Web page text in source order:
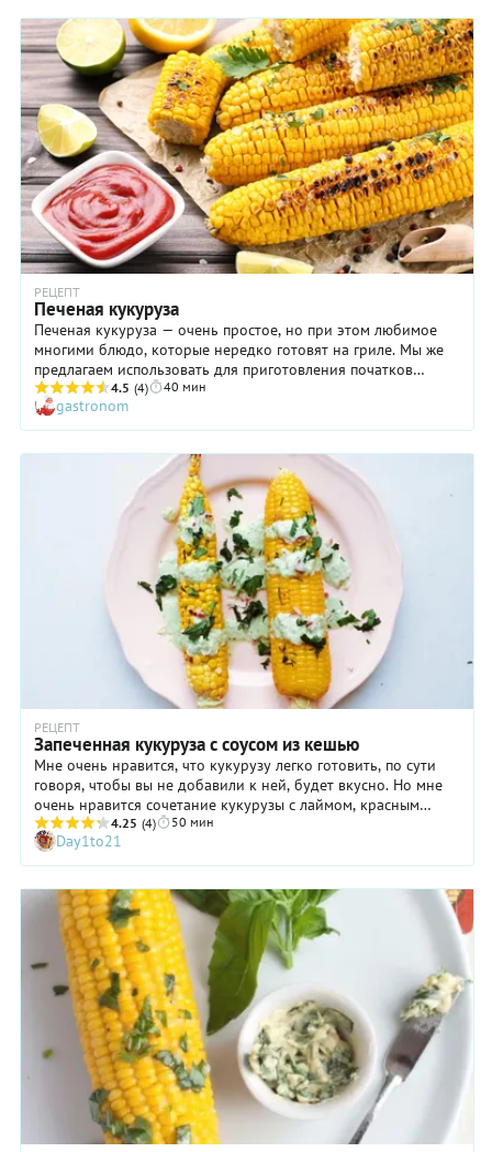
отлично подойдет гриль, не важно газовый или угольный. В
травяное масло добавьте любую зелень на ваш вкус, чеснок,
цедру цитрусовых или специи. Оно отлично переносит
хранение в холодильнике. Вы можете даже приготовить
несколько вариантов такого масла, завернуть в пергамент
или пищевую пленку и хранить их в морозилке до тех пор,
пока они не понадобятся. Использовать масло можно не
только для кукурузы, но и для любых других овощей, пасты,
несладких каш, стейков, бутербродов – практически
универсальная приправа!
РЕЦЕПТ
Печеная кукуруза
Печеная кукуруза — очень простое, но при этом любимое
многими блюдо, которые нередко готовят на гриле. Мы же
предлагаем использовать для приготовления початков
духовку, которая подходит для такой цели ничуть не хуже.
Ну а чтобы кукуруза получилась особенно вкусной и
ароматной, ее следует предварительно смазать
растопленным маслом с чесноком. После этого упакуйте
каждый початок в фольгу и отправьте в духовку буквально
на полчаса. Ну а если хотите, чтобы кукуруза сверху
подрумянилась, за пять минут до готовности разверните
фольгу и включите верхний гриль.
4.5 (4) 40 мин
gastronom
РЕЦЕПТ
Запеченная кукуруза с соусом из кешью
Мне очень нравится, что кукурузу легко готовить, по сути
говоря, чтобы вы не добавили к ней, будет вкусно. Но мне
очень нравится сочетание кукурузы с лаймом, красным
луком, чесноком и кинзой (к слову, последнюю из списка, я
добавляю практически везде).
4.25 (4) 50 мин
Day1to21